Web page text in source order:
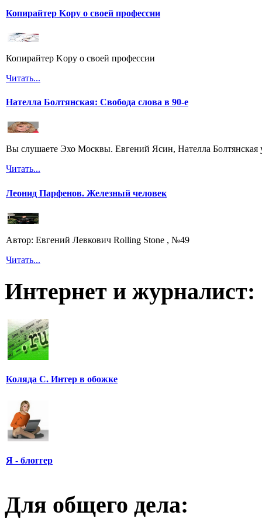
Копирайтер Kopy о своей профессии
Копирайтер Kopy о своей профессии
Читать...
Нателла Болтянская: Свобода слова в 90-е
Вы слушаете Эхо Москвы. Евгений Ясин, Нателла Болтянская
Читать...
Леонид Парфенов. Железный человек
Автор: Евгений Левкович Rolling Stone , №49
Читать...
Интернет и журналист:
Коляда С. Интер в обожке
Я - блоггер
Для общего дела: